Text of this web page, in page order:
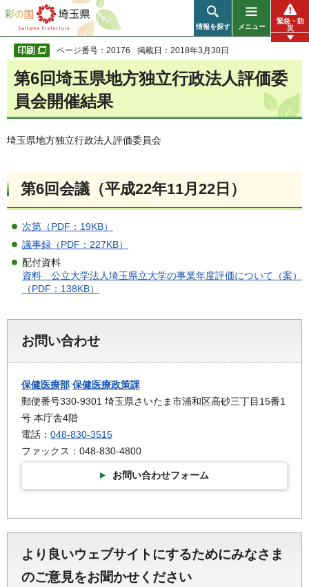
彩の国 埼玉県
情報を探す メニュー
緊急・防
災
ページ番号：20176 掲載日：2018年3月30日
第6回埼玉県地方独立行政法人評価委
員会開催結果
埼玉県地方独立行政法人評価委員会
第6回会議（平成22年11月22日）
次第（PDF：19KB）
議事録（PDF：227KB）
配付資料
資料 公立大学法人埼玉県立大学の事業年度評価について（案）
（PDF：138KB）
お問い合わせ
保健医療部 保健医療政策課
郵便番号330-9301 埼玉県さいたま市浦和区高砂三丁目15番1
号 本庁舎4階
電話： 048-830-3515
ファックス：048-830-4800
お問い合わせフォーム
より良いウェブサイトにするためにみなさま
のご意見をお聞かせください